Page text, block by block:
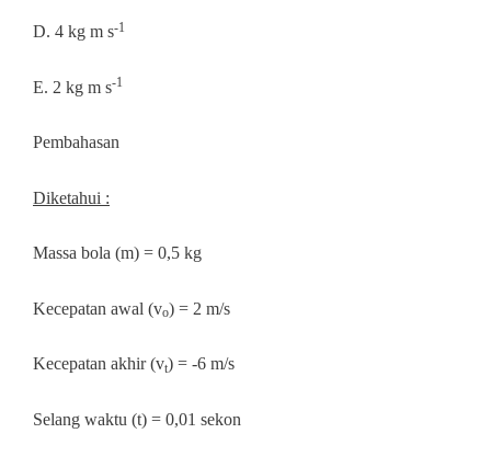
D. 4 kg m s-1
E. 2 kg m s-1
Pembahasan
Diketahui :
Massa bola (m) = 0,5 kg
Kecepatan awal (vo) = 2 m/s
Kecepatan akhir (vt) = -6 m/s
Selang waktu (t) = 0,01 sekon